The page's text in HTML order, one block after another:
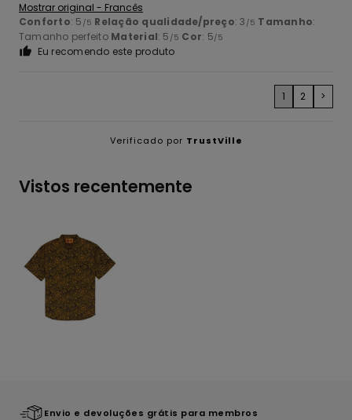
Mostrar original - Francês
Conforto: 5 /5 Relação qualidade/preço: 3 /5 Tamanho:
Tamanho perfeito Material: 5 /5 Cor: 5/5
Eu recomendo este produto
1 2 >
Verificado por TrustVille
Vistos recentemente
Envio e devoluções grátis para membros